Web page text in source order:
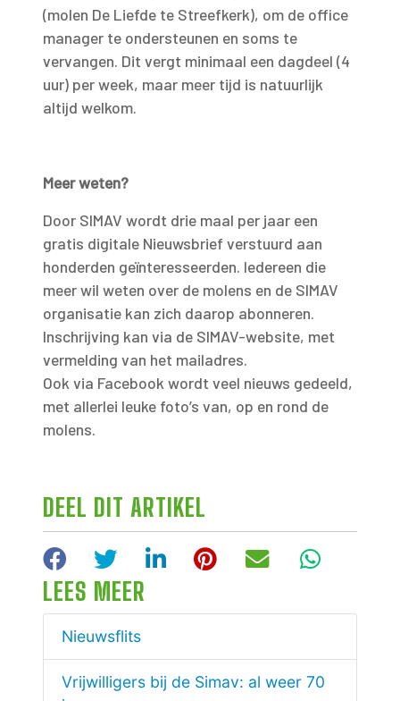
(molen De Liefde te Streefkerk), om de office
manager te ondersteunen en soms te
vervangen. Dit vergt minimaal een dagdeel (4
uur) per week, maar meer tijd is natuurlijk
altijd welkom.
Meer weten?
Door SIMAV wordt drie maal per jaar een
gratis digitale Nieuwsbrief verstuurd aan
honderden geïnteresseerden. Iedereen die
meer wil weten over de molens en de SIMAV
organisatie kan zich daarop abonneren.
Inschrijving kan via de SIMAV-website, met
vermelding van het mailadres.
Ook via Facebook wordt veel nieuws gedeeld,
met allerlei leuke foto’s van, op en rond de
molens.
DEEL DIT ARTIKEL
FacebookTwitterLinkedInPinterest
E-mail
LEES MEER
Nieuwsflits
Vrijwilligers bij de Simav: al weer 70